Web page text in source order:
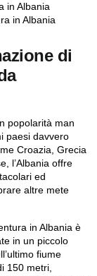
in Albania
in Albania
di
popolarità man
paesi davvero
Croazia, Grecia
l’Albania offre
ed
altre mete
in Albania è
in un piccolo
fiume
150 metri,